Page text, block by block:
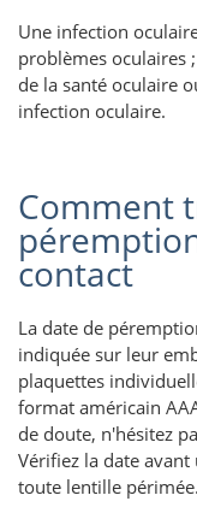
Une infection
problèmes oculaires
de la santé oculaire
infection oculaire.
Comment
contact
La date de
indiquée sur leur
plaquettes
format américain
de doute, n'hésitez
Vérifiez la date
toute lentille périmée.